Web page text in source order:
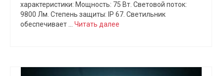
характеристики: Мощность: 75 Вт. Световой поток:
9800 Лм. Степень защиты: IP 67. Светильник
обеспечивает … Читать далее